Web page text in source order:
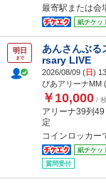
最寄駅または会
紙チケッ
明日
まで
あんさんぶ
rsary LIVE
2026/08/09 (日)
ぴあアリーナMM
￥10,000 /
アリーナ39列
定
コインロッカー
紙チケッ
質問受付